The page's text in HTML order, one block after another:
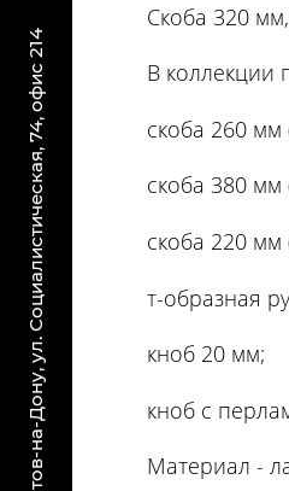
г. Ростов-на-Дону, ул. Социалистическая, 74, офис 214
Скоба 320
В коллекции
скоба 260
скоба 380
скоба 220
т-образная
кноб 20 мм;
кноб с
Материал -